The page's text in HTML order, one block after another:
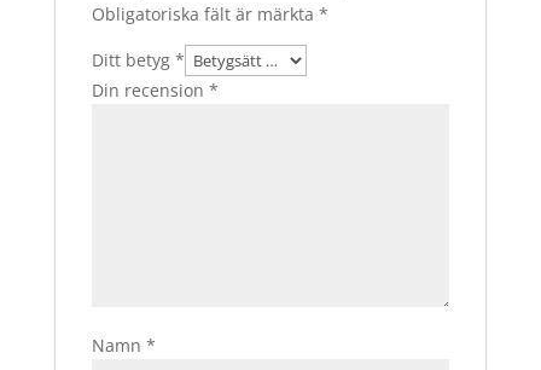
Obligatoriska fält är märkta *
Ditt betyg *
Din recension *
Namn *